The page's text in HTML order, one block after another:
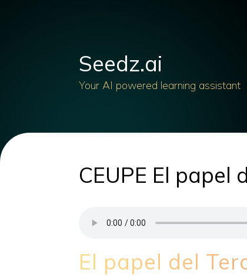
Seedz.ai
Your AI powered learning assistant
CEUPE El papel
El papel del